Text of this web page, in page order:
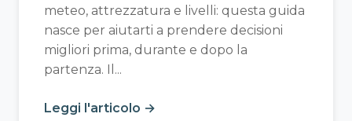
meteo, attrezzatura e livelli: questa guida
nasce per aiutarti a prendere decisioni
migliori prima, durante e dopo la
partenza. Il...
Leggi l'articolo →